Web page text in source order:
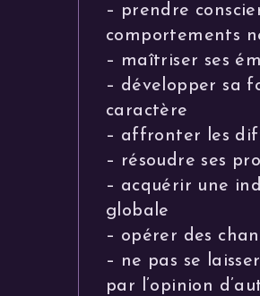
– prendre
comportements
– maîtriser ses
– développer sa
caractère
– affronter les
– résoudre ses
– acquérir une
globale
– opérer des
– ne pas se
par l’opinion